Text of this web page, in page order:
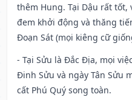
thêm Hung. Tại Dậu rất tốt,
đem khởi động và thăng
Đoạn Sát (mọi kiêng cữ
- Tại Sửu là Đắc Địa, mọi
Đinh Sửu và ngày Tân Sửu
cất Phú Quý song toàn.